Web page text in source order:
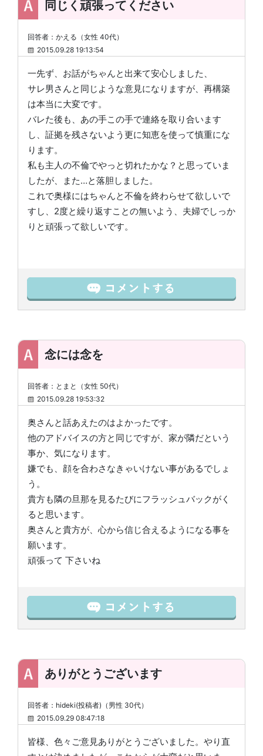
同じく頑張ってください
回答者：かえる（女性 40代）
2015.09.28 19:13:54
一先ず、お話がちゃんと出来て安心しました、
サレ男さんと同じような意見になりますが、再構築
は本当に大変です。
バレた後も、あの手この手で連絡を取り合います
し、証拠を残さないよう更に知恵を使って慎重にな
ります。
私も主人の不倫でやっと切れたかな？と思っていま
したが、また…と落胆しました。
これで奥様にはちゃんと不倫を終わらせて欲しいで
すし、2度と繰り返すことの無いよう、夫婦でしっか
りと頑張って欲しいです。
念には念を
回答者：とまと（女性 50代）
2015.09.28 19:53:32
奥さんと話あえたのはよかったです。
他のアドバイスの方と同じですが、家が隣だという
事か、気になります。
嫌でも、顔を合わさなきゃいけない事があるでしょ
う。
貴方も隣の旦那を見るたびにフラッシュバックがく
ると思います。
奥さんと貴方が、心から信じ合えるようになる事を
願います。
頑張って 下さいね
ありがとうございます
回答者：hideki(投稿者)（男性 30代）
2015.09.29 08:47:18
皆様、色々ご意見ありがとうございました。やり直